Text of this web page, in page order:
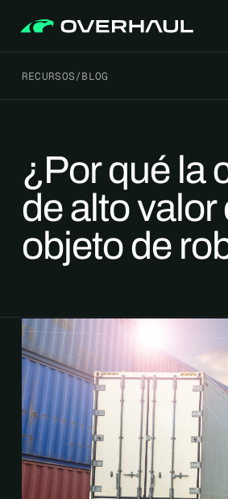
RECURSOS/BLOG
¿Por qué la
de alto valor
objeto de